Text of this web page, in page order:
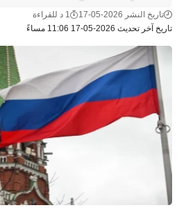
تاريخ آخر تحديث 2026-05-17 11:06 مساءً
تاريخ النشر 2026-05-17 1 د للقراءة